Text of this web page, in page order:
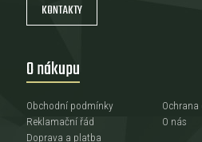
KONTAKTY
O nákupu
Obchodní podmínky
Reklamační řád
Doprava a platba
O nás